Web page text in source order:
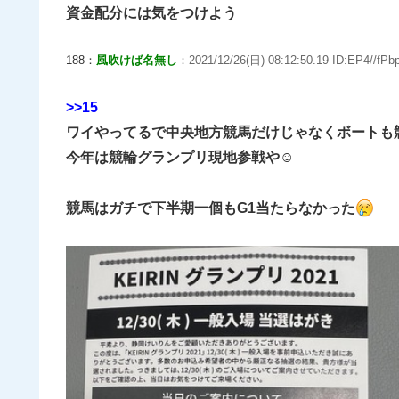
資金配分には気をつけよう
188： 風吹けば名無し ：2021/12/26(日) 08:12:50.19 ID:EP4//
>>15
ワイやってるで中央地方競馬だけじゃなくボートも
今年は競輪グランプリ現地参戦や☺
競馬はガチで下半期一個もG1当たらなかった